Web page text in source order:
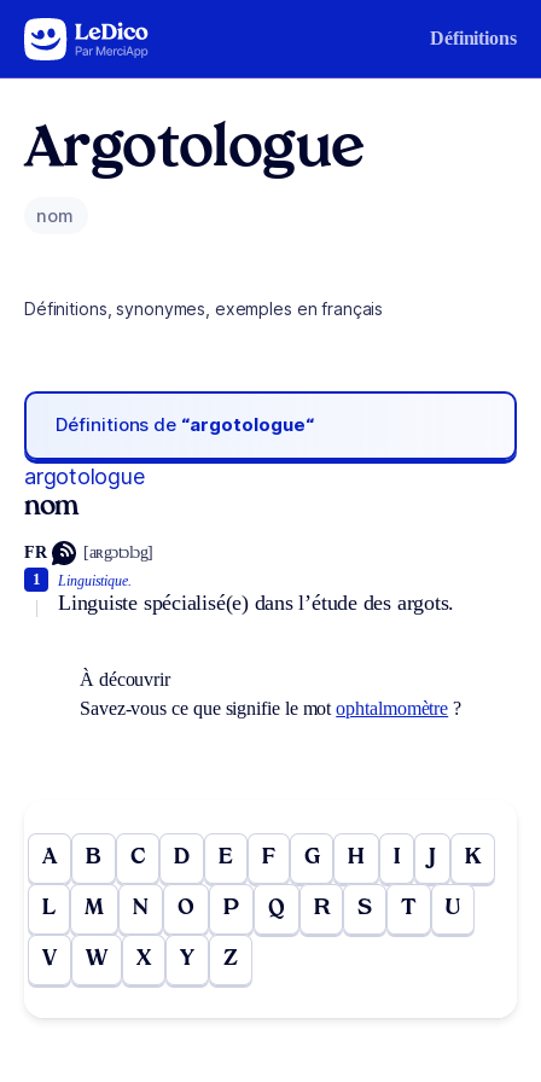
Aller au contenu Définitions
Argotologue
nom
Définitions, synonymes, exemples en français
Définitions de “argotologue“
argotologue
nom
FR [aʀgɔtɔlɔg]
Linguistique.
Linguiste spécialisé(e) dans l’étude des argots.
1
À découvrir
Savez-vous ce que signifie le motophtalmomètre ?
A B C D E F G H I J K
L M N O P Q R S T U
V W X Y Z